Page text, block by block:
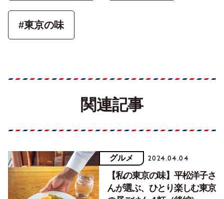
#東京の味
関連記事
グルメ 2024.04.04
【私の東京の味】平松洋子さ
んが選ぶ、ひとり楽しむ東京